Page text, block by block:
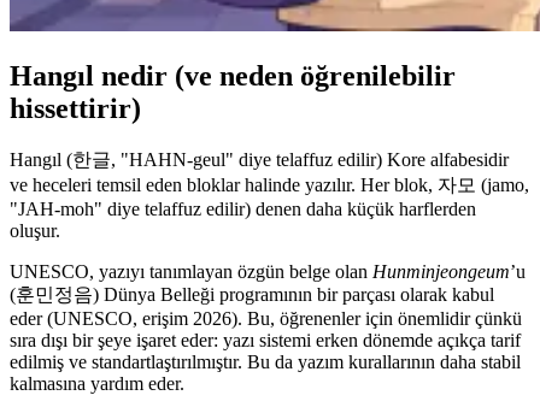
Hangıl nedir (ve neden öğrenilebilir
hissettirir)
Hangıl (한글, "HAHN-geul" diye telaffuz edilir) Kore alfabesidir
ve heceleri temsil eden bloklar halinde yazılır. Her blok, 자모 (jamo,
"JAH-moh" diye telaffuz edilir) denen daha küçük harflerden
oluşur.
UNESCO, yazıyı tanımlayan özgün belge olan Hunminjeongeum’u
(훈민정음) Dünya Belleği programının bir parçası olarak kabul
eder (UNESCO, erişim 2026). Bu, öğrenenler için önemlidir çünkü
sıra dışı bir şeye işaret eder: yazı sistemi erken dönemde açıkça tarif
edilmiş ve standartlaştırılmıştır. Bu da yazım kurallarının daha stabil
kalmasına yardım eder.